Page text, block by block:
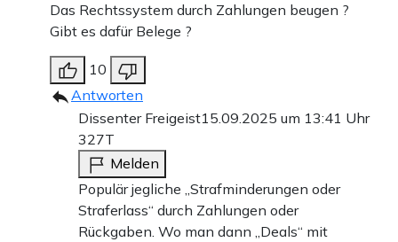
Das Rechtssystem durch Zahlungen beugen ?
Gibt es dafür Belege ?
10
Antworten
Dissenter Freigeist15.09.2025 um 13:41 Uhr
327T
Melden
Populär jegliche „Strafminderungen oder
Straferlass“ durch Zahlungen oder
Rückgaben. Wo man dann „Deals“ mit